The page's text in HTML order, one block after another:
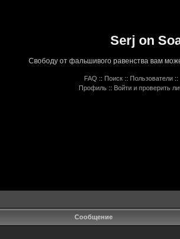
Serj on
Свободу от фальшивого равенства вам
FAQ :: Поиск :: Пользователи ::
Профиль :: Войти и проверить
Сообщение